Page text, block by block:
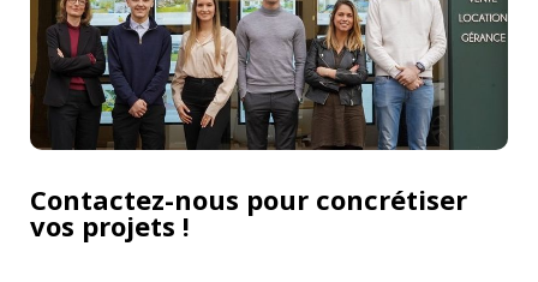
Contactez-nous pour concrétiser
vos projets !